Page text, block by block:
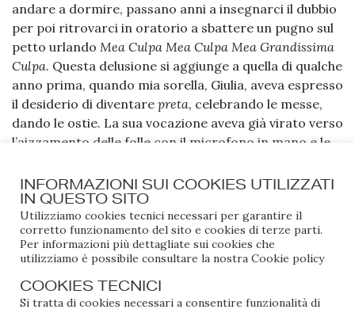
andare a dormire, passano anni a insegnarci il dubbio
per poi ritrovarci in oratorio a sbattere un pugno sul
petto urlando Mea Culpa Mea Culpa Mea Grandissima
Culpa. Questa delusione si aggiunge a quella di qualche
anno prima, quando mia sorella, Giulia, aveva espresso
il desiderio di diventare preta, celebrando le messe,
dando le ostie. La sua vocazione aveva già virato verso
l’aizzamento delle folle con il microfono in mano e le
così hanno purificato anche me. Siamo state
battezzate dal Monsignore Beppe, il cugino di mia
madre. Quando spalanca le porte della chiesa, con il
saio che ondeggia dietro di lui, sorpassa il Don e si
prende l’altare con la sicurezza di chi sa già di essere il
Diocesi. Tutte le vecchie del paese lo guardavano
INFORMAZIONI SUI COOKIES UTILIZZATI
IN QUESTO SITO
Utilizziamo cookies tecnici necessari per garantire il
corretto funzionamento del sito e cookies di terze parti.
Per informazioni più dettagliate sui cookies che
utilizziamo è possibile consultare la nostra Cookie policy
COOKIES TECNICI
Si tratta di cookies necessari a consentire funzionalità di